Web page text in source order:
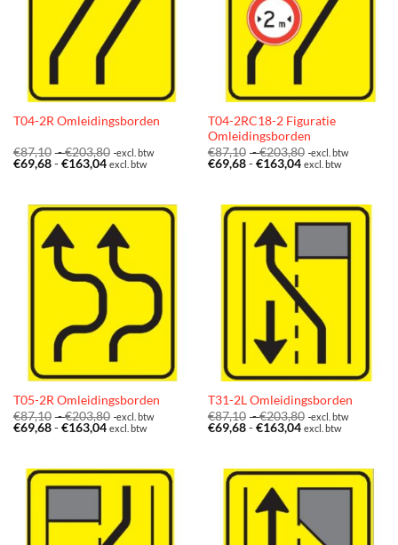
T04-2R Omleidingsborden
€87,10 -€203,80 Prijsklasse:
€87,10
excl. btw
€69,68 - €163,04Prijsklasse:
excl. btw
T04-2RC18-2 Figuratie
Omleidingsborden
€87,10 -€203,80 Prijsklasse:
€87,10
excl. btw
€69,68 - €163,04Prijsklasse:
excl. btw
T05-2R Omleidingsborden
€87,10 -€203,80 Prijsklasse:
€87,10
excl. btw
€69,68 - €163,04Prijsklasse:
excl. btw
T31-2L Omleidingsborden
€87,10 -€203,80 Prijsklasse:
€87,10
excl. btw
€69,68 - €163,04Prijsklasse:
excl. btw